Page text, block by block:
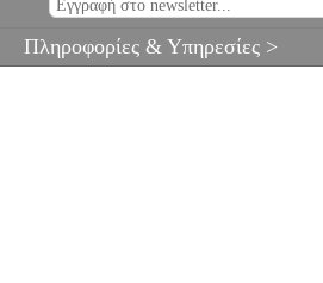
Πληροφορίες & Υπηρεσίες >